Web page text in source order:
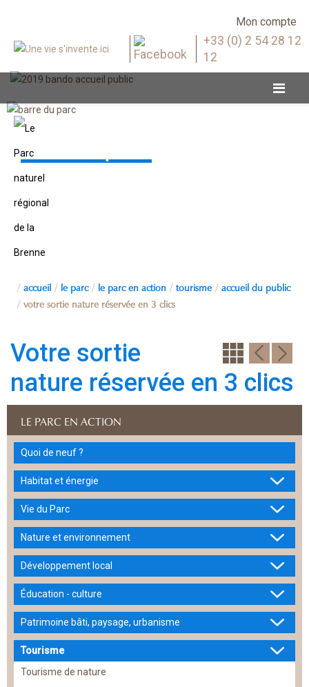
Mon compte
+33 (0) 2 54 28 12
12
accueil le parc le parc en action tourisme accueil du public
votre sortie nature réservée en 3 clics
Votre sortie
nature réservée en 3 clics
LE PARC EN ACTION
Quoi de neuf ?
Habitat et énergie
Vie du Parc
Nature et environnement
Développement local
Éducation - culture
Patrimoine bâti, paysage, urbanisme
Tourisme
Tourisme de nature